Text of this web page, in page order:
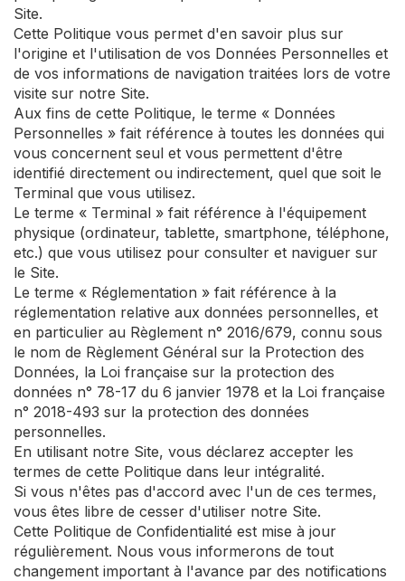
Site.
Cette Politique vous permet d'en savoir plus sur
l'origine et l'utilisation de vos Données Personnelles et
de vos informations de navigation traitées lors de votre
visite sur notre Site.
Aux fins de cette Politique, le terme « Données
Personnelles » fait référence à toutes les données qui
vous concernent seul et vous permettent d'être
identifié directement ou indirectement, quel que soit le
Terminal que vous utilisez.
Le terme « Terminal » fait référence à l'équipement
physique (ordinateur, tablette, smartphone, téléphone,
etc.) que vous utilisez pour consulter et naviguer sur
le Site.
Le terme « Réglementation » fait référence à la
réglementation relative aux données personnelles, et
en particulier au Règlement n° 2016/679, connu sous
le nom de Règlement Général sur la Protection des
Données, la Loi française sur la protection des
données n° 78-17 du 6 janvier 1978 et la Loi française
n° 2018-493 sur la protection des données
personnelles.
En utilisant notre Site, vous déclarez accepter les
termes de cette Politique dans leur intégralité.
Si vous n'êtes pas d'accord avec l'un de ces termes,
vous êtes libre de cesser d'utiliser notre Site.
Cette Politique de Confidentialité est mise à jour
régulièrement. Nous vous informerons de tout
changement important à l'avance par des notifications